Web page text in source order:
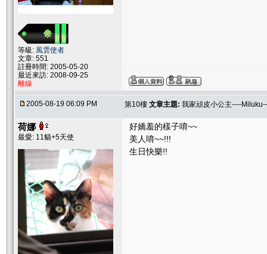
等級: 風雲使者
文章: 551
註冊時間: 2005-05-20
最近來訪: 2008-09-25
離線
2005-08-19 06:09 PM 第10樓 文章主題: 我家頑皮小公主----
荷娜
最愛: 11貓+5天使
好嬌羞的樣子唷~~
美人唷~~!!!
生日快樂!!